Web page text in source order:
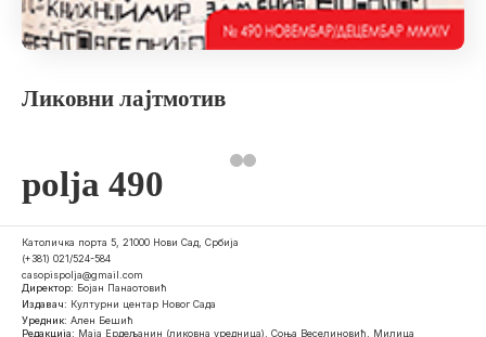
Ликовни лајтмотив
polja 490
Католичка порта 5, 21000 Нови Сад, Србија
(+381) 021/524-584
casopispolja@gmail.com
Директор: Бојан Панаотовић
Издавач: Културни центар Новог Сада
Уредник: Ален Бешић
Редакција: Маја Ердељанин (ликовна уредница), Соња Веселиновић, Милица